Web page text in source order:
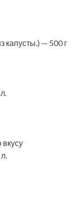
капусты.) — 500 г